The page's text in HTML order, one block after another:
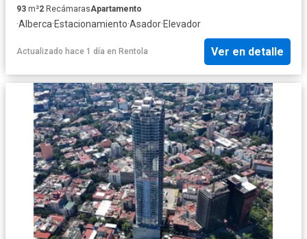
93 m²2 RecámarasApartamento
·Alberca·Estacionamiento·Asador·Elevador
Actualizado hace 1 día en Rentola Ver en detalle